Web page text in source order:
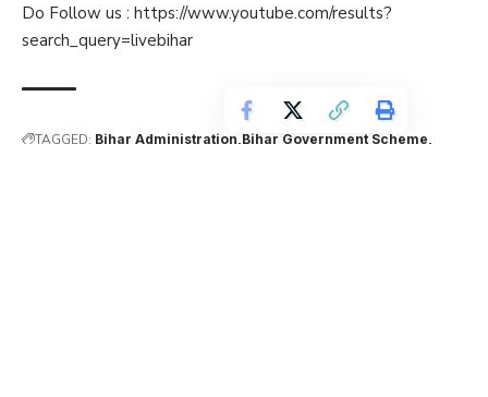
Do Follow us : https://www.youtube.com/results?
search_query=livebihar
TAGGED: Bihar Administration Bihar Government Scheme